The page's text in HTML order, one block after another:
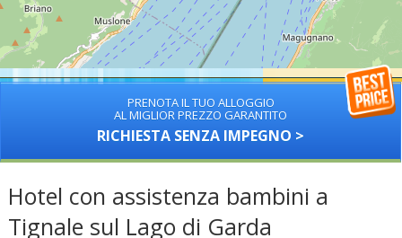
PRENOTA IL TUO ALLOGGIO
AL MIGLIOR PREZZO GARANTITO
RICHIESTA SENZA IMPEGNO >
Hotel con assistenza bambini a
Tignale sul Lago di Garda